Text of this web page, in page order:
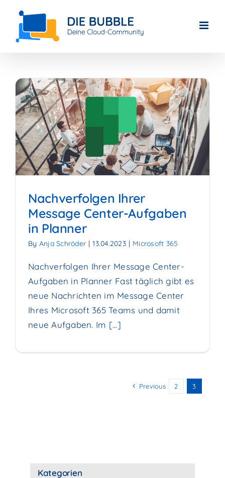
content
Nachverfolgen Ihrer
Message Center-Aufgaben
in Planner
By Anja Schröder | 13.04.2023 | Microsoft 365
Nachverfolgen Ihrer Message Center-
Aufgaben in Planner Fast täglich gibt es
neue Nachrichten im Message Center
Ihres Microsoft 365 Teams und damit
neue Aufgaben. Im [...]
Previous 2 3
Kategorien